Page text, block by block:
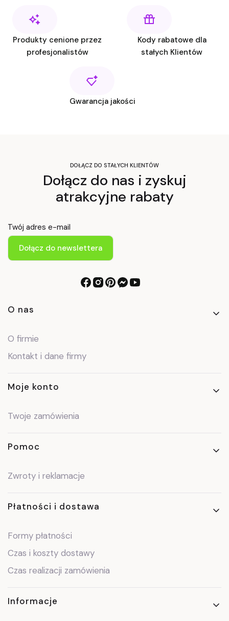
Produkty cenione przez
profesjonalistów
Kody rabatowe dla
stałych Klientów
Gwarancja jakości
DOŁĄCZ DO STAŁYCH KLIENTÓW
Dołącz do nas i zyskuj
atrakcyjne rabaty
Twój adres e-mail
Dołącz do newslettera
Linki w stopce
O nas
O firmie
Kontakt i dane firmy
Moje konto
Twoje zamówienia
Pomoc
Zwroty i reklamacje
Płatności i dostawa
Formy płatności
Czas i koszty dostawy
Czas realizacji zamówienia
Informacje